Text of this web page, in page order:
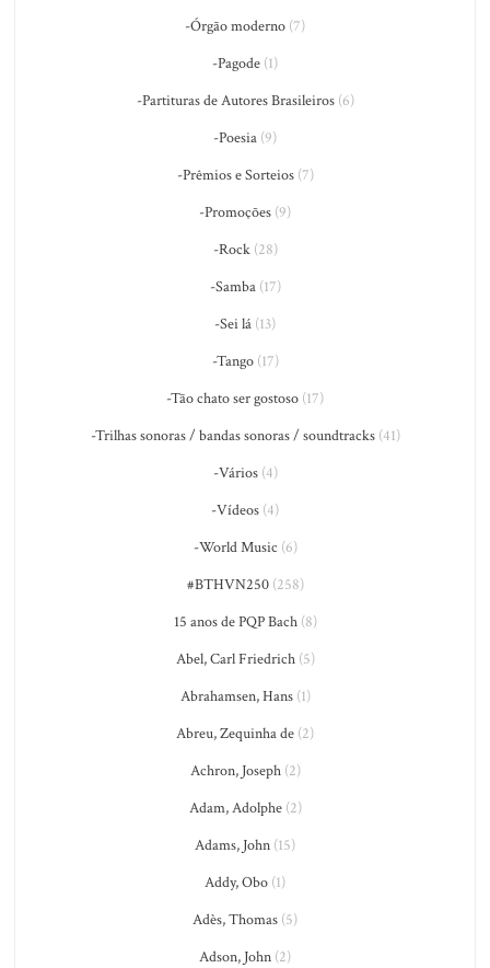
-Órgão moderno (7)
-Pagode (1)
-Partituras de Autores Brasileiros(6)
-Poesia (9)
-Prêmios e Sorteios(7)
-Promoções (9)
-Rock(28)
-Samba(17)
-Sei lá (13)
-Tango(17)
-Tão chato ser gostoso (17)
-Trilhas sonoras / bandas sonoras / soundtracks(41)
-Vários(4)
-Vídeos (4)
-World Music (6)
#BTHVN250(258)
15 anos de PQP Bach(8)
Abel, Carl Friedrich(5)
Abrahamsen, Hans(1)
Abreu, Zequinha de (2)
Achron, Joseph(2)
Adam, Adolphe(2)
Adams, John (15)
Addy, Obo (1)
Adès, Thomas (5)
Adson, John (2)